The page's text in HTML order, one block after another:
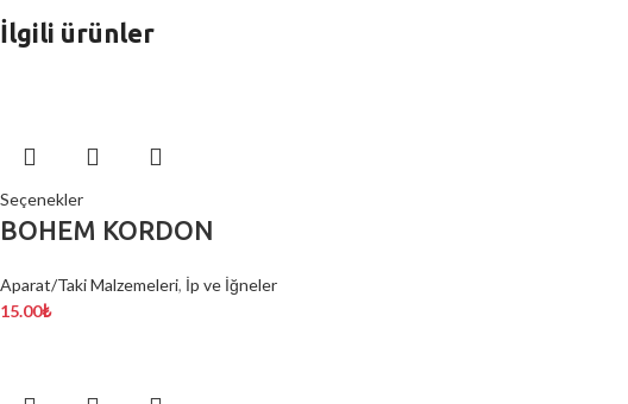
İlgili ürünler
Seçenekler
BOHEM KORDON
Aparat/Taki Malzemeleri, İp ve İğneler
15.00₺